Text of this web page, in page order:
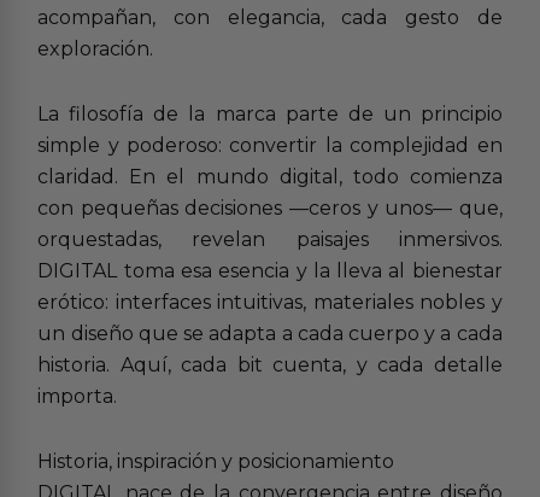
acompañan, con elegancia, cada gesto de
exploración.
La filosofía de la marca parte de un principio
simple y poderoso: convertir la complejidad en
claridad. En el mundo digital, todo comienza
con pequeñas decisiones —ceros y unos— que,
orquestadas, revelan paisajes inmersivos.
DIGITAL toma esa esencia y la lleva al bienestar
erótico: interfaces intuitivas, materiales nobles y
un diseño que se adapta a cada cuerpo y a cada
historia. Aquí, cada bit cuenta, y cada detalle
importa.
Historia, inspiración y posicionamiento